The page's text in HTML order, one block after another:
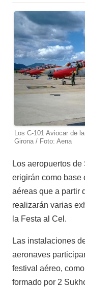
Los C-101 Aviocar de
Girona / Foto: Aena
Los aeropuertos
erigirán como base
aéreas que a partir
realizarán varias
la Festa al Cel.
Las instalaciones
aeronaves
festival aéreo,
formado por 2